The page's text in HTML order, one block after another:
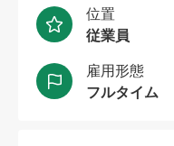
位置
従業員
雇用形態
フルタイム